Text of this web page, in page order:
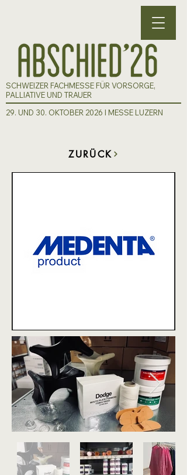
SCHWEIZER FACHMESSE FÜR VORSORGE,
PALLIATIVE UND TRAUER
29. UND 30. OKTOBER 2026 I MESSE LUZERN
ZURÜCK